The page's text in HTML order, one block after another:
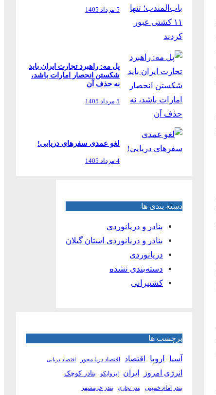
5 مرداد 1405
پل مه: راهبرد تجارت ایران باید
شکستن انحصار امارات باشد،
نه حذف آن
5 مرداد 1405
لغو عمدی سفرهای دریایی!
4 مرداد 1405
دسته بندی ها
بنادر و دریانوردی
بنادر و دریانوردی استان گیلان
دریانوردی
دسته‌بندی نشده
کشتیرانی
برچسب ها
آسیا اروپا اقتصاد اقتصاد دریا محور اقتصاد دریایی
انرژی امروز ایران ایزوایکو بنادر کوچک
بندر امام خمینی بندر تجاری بندر خرمشهر